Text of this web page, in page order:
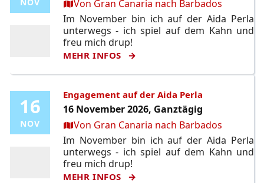
NOV
NOV
Ort:Von Gran Canaria nach Barbados
Im November bin ich auf der Aida Perla
unterwegs - ich spiel auf dem Kahn und
freu mich drup!
MEHR INFOS
16
NOV
16
NOV
Engagement auf der Aida Perla
16 November 2026, Ganztägig
Ort:Von Gran Canaria nach Barbados
Im November bin ich auf der Aida Perla
unterwegs - ich spiel auf dem Kahn und
freu mich drup!
MEHR INFOS